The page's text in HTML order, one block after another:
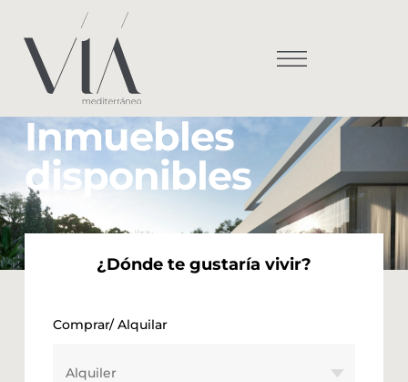
Inmuebles
disponibles
¿Dónde te gustaría vivir?
Comprar/ Alquilar